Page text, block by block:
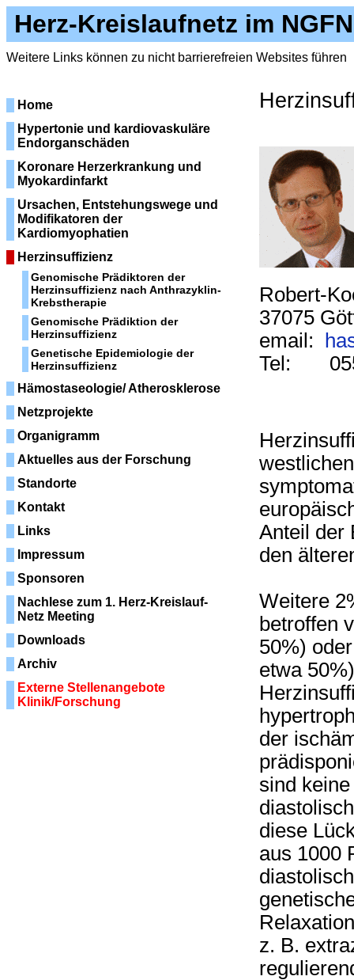
Herz-Kreislaufnetz im NGFN
Weitere Links können zu nicht barrierefreien Websites führen
Home
Hypertonie und kardiovaskuläre
Endorganschäden
Koronare Herzerkrankung und
Myokardinfarkt
Ursachen, Entstehungswege und
Modifikatoren der
Kardiomyophatien
Herzinsuffizienz
Genomische Prädiktoren der
Herzinsuffizienz nach Anthrazyklin-
Krebstherapie
Genomische Prädiktion der
Herzinsuffizienz
Genetische Epidemiologie der
Herzinsuffizienz
Hämostaseologie/ Atherosklerose
Netzprojekte
Organigramm
Aktuelles aus der Forschung
Standorte
Kontakt
Links
Impressum
Sponsoren
Nachlese zum 1. Herz-Kreislauf-
Netz Meeting
Downloads
Archiv
Externe Stellenangebote
Klinik/Forschung
Robert-
37075
email:
Tel:
Anteil der
den
Weitere
betroffen
50%)
etwa
der
sind
diese
aus 1000
z. B.